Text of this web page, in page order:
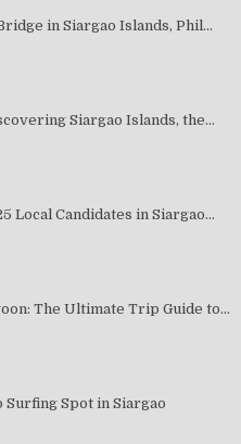
in Siargao Islands, Phil...
Siargao Islands, the...
Local Candidates in Siargao...
The Ultimate Trip Guide to...
Surfing Spot in Siargao